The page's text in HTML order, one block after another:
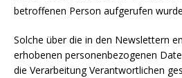
betroffenen Person aufgerufen
Solche über die in den Newslettern
erhobenen personenbezogenen
die Verarbeitung Verantwortlichen